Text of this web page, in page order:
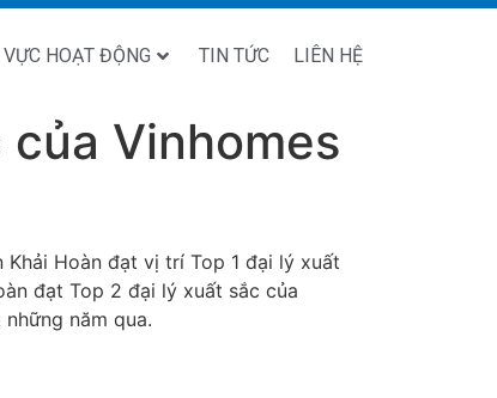
HOẠT ĐỘNG TIN TỨC LIÊN HỆ
Vinhomes
Hoàn đạt vị trí Top 1 đại lý xuất
đạt Top 2 đại lý xuất sắc của
năm qua.